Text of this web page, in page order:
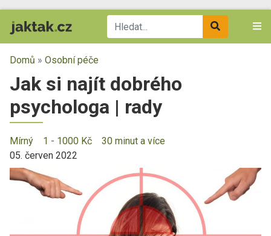
Domů » Osobní péče
Jak si najít dobrého
psychologa | rady
Mírný 1 - 1000 Kč
30 minut a více
05. červen 2022